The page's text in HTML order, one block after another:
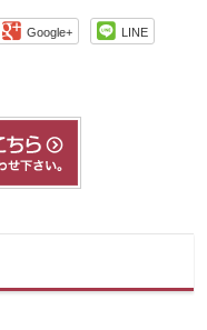
Google+ LINE